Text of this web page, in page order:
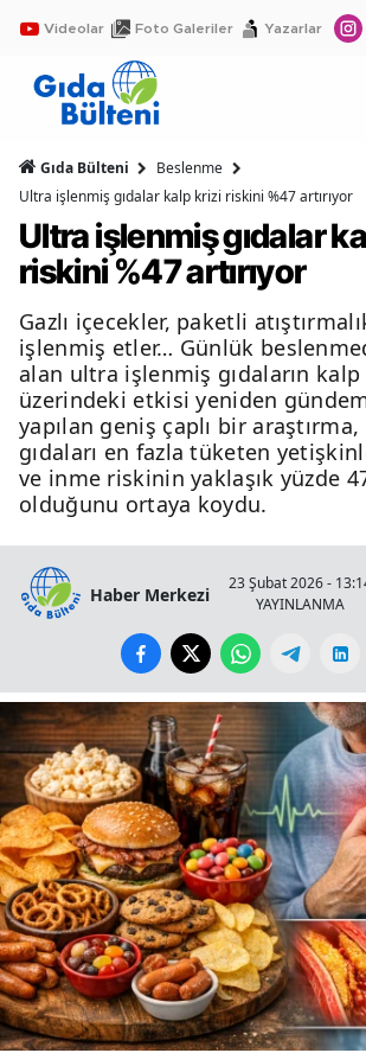
Videolar Foto Galeriler Yazarlar
Gıda Bülteni
Beslenme
Ultra işlenmiş gıdalar kalp krizi riskini %47 artırıyor
Ultra işlenmiş gıdalar
riskini %47 artırıyor
Gazlı içecekler, paketli
işlenmiş etler… Günlük
alan ultra işlenmiş gıdaların kalp
üzerindeki etkisi yeniden
yapılan geniş çaplı bir
gıdaları en fazla tüketen
ve inme riskinin yaklaşık yüzde
olduğunu ortaya koydu.
Haber Merkezi
23 Şubat 2026 -
YAYINLANMA